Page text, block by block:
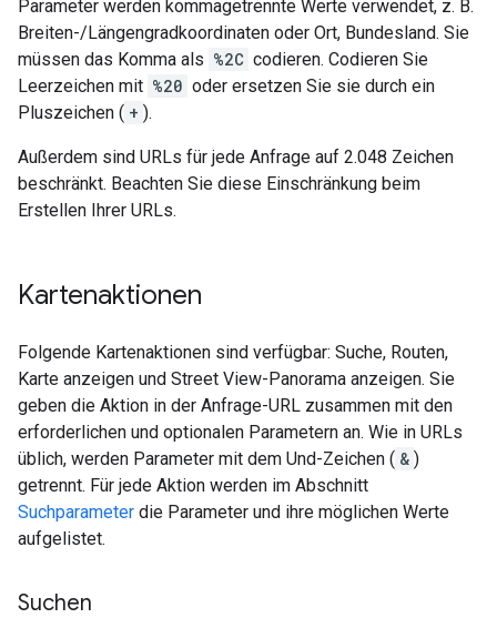
Parameter werden kommagetrennte Werte verwendet, z. B.
Breiten-/Längengradkoordinaten oder Ort, Bundesland. Sie
müssen das Komma als %2C codieren. Codieren Sie
Leerzeichen mit %20 oder ersetzen Sie sie durch ein
Pluszeichen ( + ).
Außerdem sind URLs für jede Anfrage auf 2.048 Zeichen
beschränkt. Beachten Sie diese Einschränkung beim
Erstellen Ihrer URLs.
Kartenaktionen
Folgende Kartenaktionen sind verfügbar: Suche, Routen,
Karte anzeigen und Street View-Panorama anzeigen. Sie
geben die Aktion in der Anfrage-URL zusammen mit den
erforderlichen und optionalen Parametern an. Wie in URLs
üblich, werden Parameter mit dem Und-Zeichen ( & )
getrennt. Für jede Aktion werden im Abschnitt
Suchparameter die Parameter und ihre möglichen Werte
aufgelistet.
Suchen